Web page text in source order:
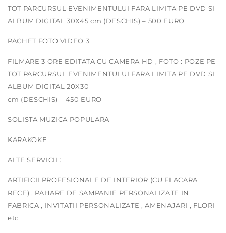
TOT PARCURSUL EVENIMENTULUI FARA LIMITA PE DVD SI
ALBUM DIGITAL 30X45 cm (DESCHIS) – 500 EURO
PACHET FOTO VIDEO 3
FILMARE 3 ORE EDITATA CU CAMERA HD , FOTO : POZE PE
TOT PARCURSUL EVENIMENTULUI FARA LIMITA PE DVD SI
ALBUM DIGITAL 20X30
cm (DESCHIS) – 450 EURO
SOLISTA MUZICA POPULARA
KARAKOKE
ALTE SERVICII :
ARTIFICII PROFESIONALE DE INTERIOR (CU FLACARA
RECE) , PAHARE DE SAMPANIE PERSONALIZATE IN
FABRICA , INVITATII PERSONALIZATE , AMENAJARI , FLORI
etc